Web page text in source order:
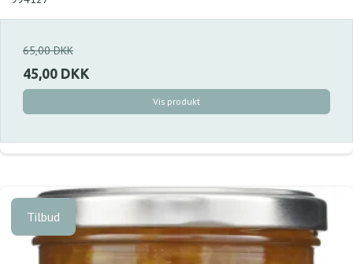
65,00 DKK
45,00 DKK
Vis produkt
Tilbud